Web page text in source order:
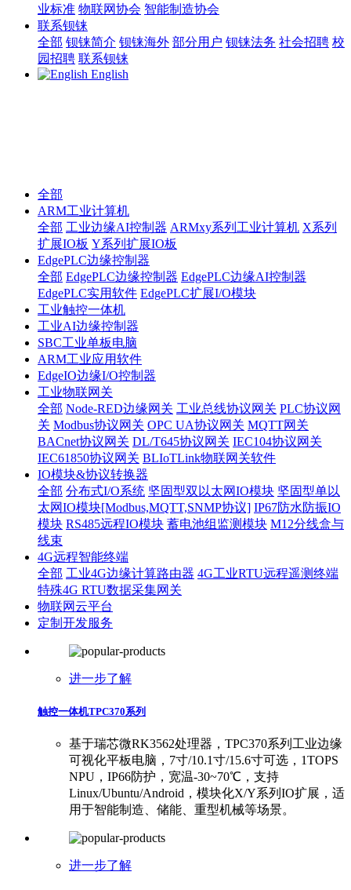
业标准 物联网协会 智能制造协会
联系钡铼
全部 钡铼简介 钡铼海外 部分用户 钡铼法务 社会招聘 校
园招聘 联系钡铼
English
全部
ARM工业计算机
全部 工业边缘AI控制器 ARMxy系列工业计算机 X系列
扩展IO板 Y系列扩展IO板
EdgePLC边缘控制器
全部 EdgePLC边缘控制器 EdgePLC边缘AI控制器
EdgePLC实用软件 EdgePLC扩展I/O模块
工业触控一体机
工业AI边缘控制器
SBC工业单板电脑
ARM工业应用软件
EdgeIO边缘I/O控制器
工业物联网关
全部 Node-RED边缘网关 工业总线协议网关 PLC协议网
关 Modbus协议网关 OPC UA协议网关 MQTT网关
BACnet协议网关 DL/T645协议网关 IEC104协议网关
IEC61850协议网关 BLIoTLink物联网关软件
IO模块&协议转换器
全部 分布式I/O系统 坚固型双以太网IO模块 坚固型单以
太网IO模块[Modbus,MQTT,SNMP协议] IP67防水防振IO
模块 RS485远程IO模块 蓄电池组监测模块 M12分线盒与
线束
4G远程智能终端
全部 工业4G边缘计算路由器 4G工业RTU远程遥测终端
特殊4G RTU数据采集网关
物联网云平台
定制开发服务
进一步了解
触控一体机TPC370系列
基于瑞芯微RK3562处理器，TPC370系列工业边缘
可视化平板电脑，7寸/10.1寸/15.6寸可选，1TOPS
NPU，IP66防护，宽温-30~70℃，支持
Linux/Ubuntu/Android，模块化X/Y系列IO扩展，适
用于智能制造、储能、重型机械等场景。
进一步了解